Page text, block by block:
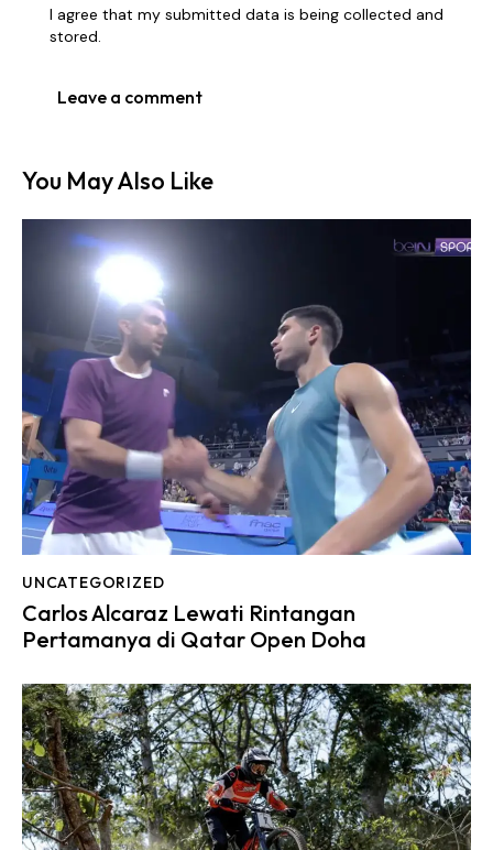
I agree that my submitted data is being collected and
stored.
You May Also Like
UNCATEGORIZED
Carlos Alcaraz Lewati Rintangan
Pertamanya di Qatar Open Doha